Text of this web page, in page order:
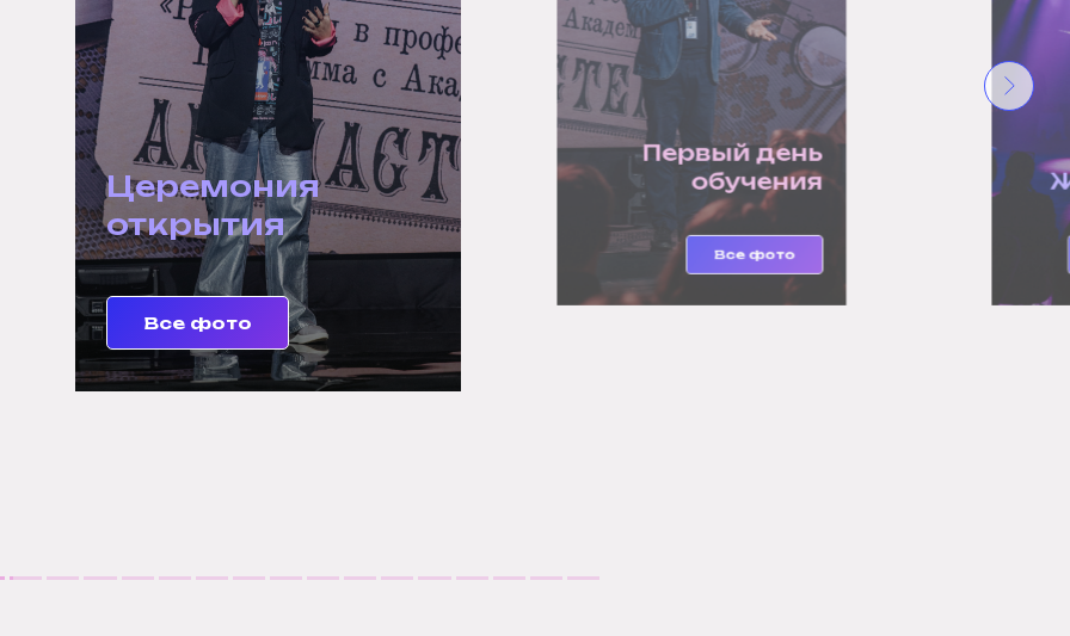
Первый день
обучения
Все фото
Жеребьевка
Все фото